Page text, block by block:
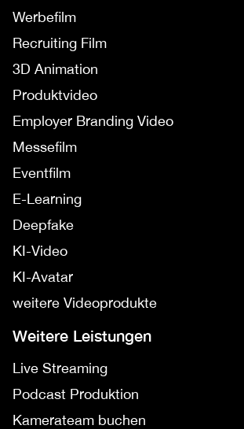
Werbefilm
Recruiting Film
3D Animation
Produktvideo
Employer Branding Video
Messefilm
Eventfilm
E-Learning
Deepfake
KI-Video
KI-Avatar
weitere Videoprodukte
Weitere Leistungen
Live Streaming
Podcast Produktion
Kamerateam buchen